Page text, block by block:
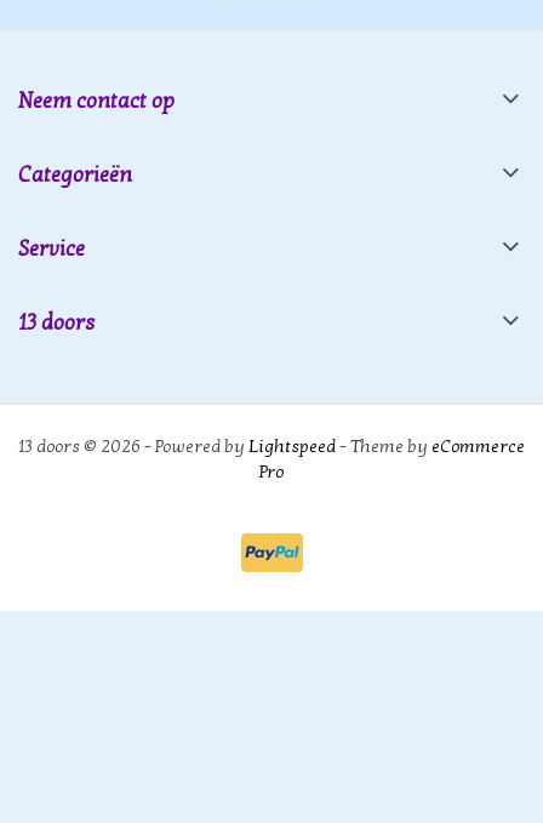
Neem contact op
Categorieën
Service
13 doors
13 doors © 2026 - Powered by Lightspeed- Theme by eCommerce
Pro